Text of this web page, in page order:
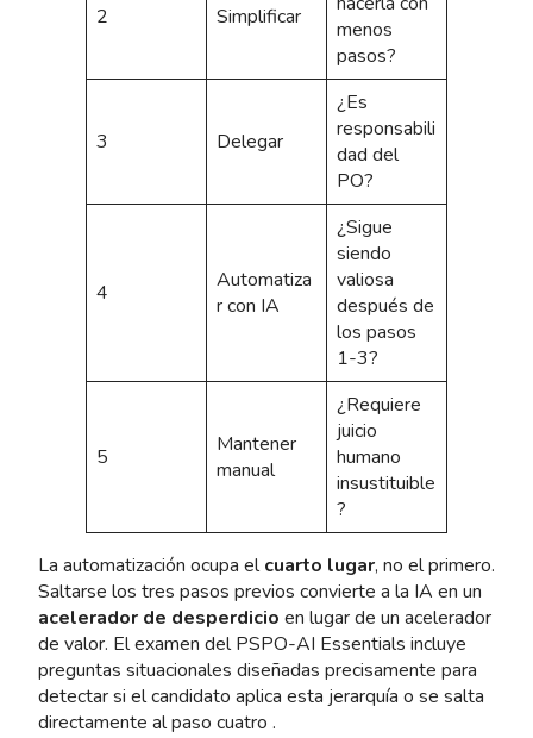
2 Simplificar
menos
pasos?
3 Delegar
¿Es
responsabili
dad del
PO?
4
Automatiza
r con IA
¿Sigue
siendo
valiosa
después de
los pasos
1-3?
5
Mantener
manual
¿Requiere
juicio
humano
insustituible
?
La automatización ocupa elcuarto lugar, no el primero.
Saltarse los tres pasos previos convierte a la IA en un
acelerador de desperdicio en lugar de un acelerador
de valor. El examen del PSPO-AI Essentials incluye
preguntas situacionales diseñadas precisamente para
detectar si el candidato aplica esta jerarquía o se salta
directamente al paso cuatro .